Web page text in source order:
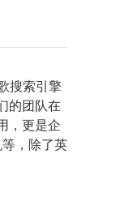
搜索引擎
的团队在
，更是企
，除了英